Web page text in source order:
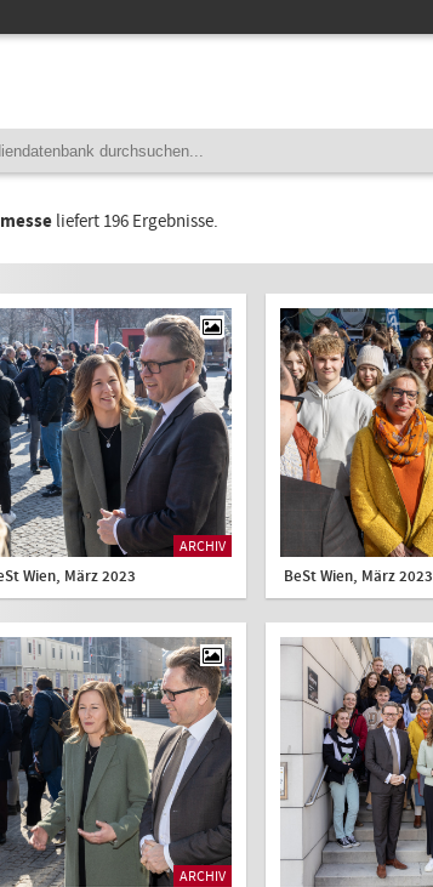
liefert 196 Ergebnisse.
ARCHIV
Wien, März 2023 BeSt Wien, März 2023
ARCHIV